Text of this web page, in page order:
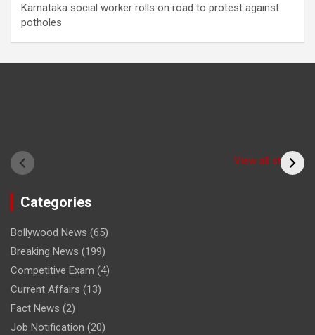
Karnataka social worker rolls on road to protest against
potholes
View all stories
sadhu form of the
cricketer? /क्या आपने
(Bitiya) बिटिया
Categories
Bollywood News (65)
Breaking News (199)
Competitive Exam (4)
Current Affairs (13)
Fact News (2)
Job Notification (20)